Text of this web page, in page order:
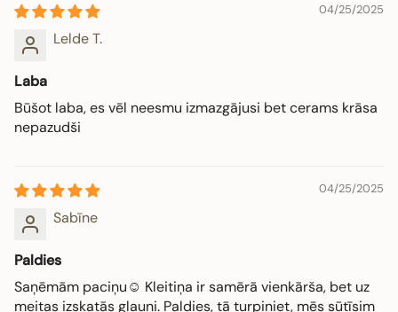
04/25/2025
Lelde T.
Laba
Būšot laba, es vēl neesmu izmazgājusi bet cerams krāsa
nepazudši
04/25/2025
Sabīne
Paldies
Saņēmām paciņu☺️ Kleitiņa ir samērā vienkārša, bet uz
meitas izskatās glauni. Paldies, tā turpiniet, mēs sūtīsim